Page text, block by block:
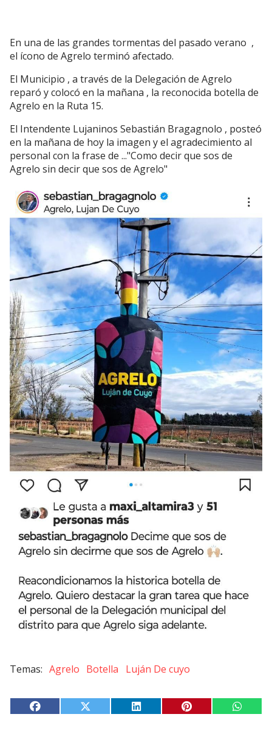
En una de las grandes tormentas del pasado verano ,
el ícono de Agrelo terminó afectado.
El Municipio , a través de la Delegación de Agrelo
reparó y colocó en la mañana , la reconocida botella de
Agrelo en la Ruta 15.
El Intendente Lujaninos Sebastián Bragagnolo , posteó
en la mañana de hoy la imagen y el agradecimiento al
personal con la frase de ..."Como decir que sos de
Agrelo sin decir que sos de Agrelo"
Agrelo Botella Luján De cuyo